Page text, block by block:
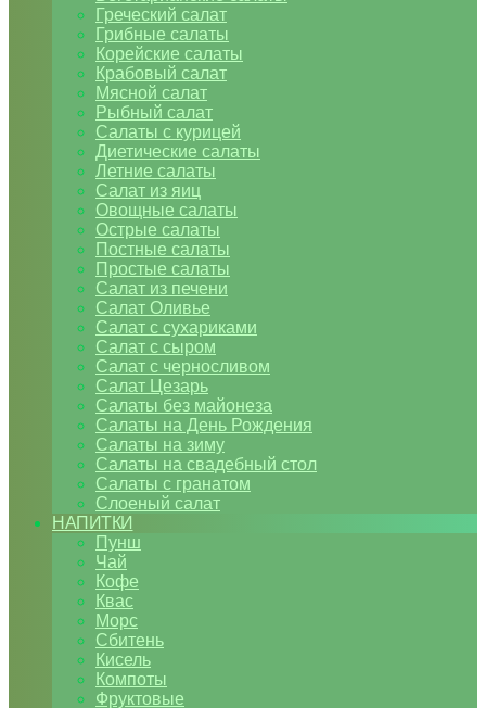
Греческий салат
Грибные салаты
Корейские салаты
Крабовый салат
Мясной салат
Рыбный салат
Салаты с курицей
Диетические салаты
Летние салаты
Салат из яиц
Овощные салаты
Острые салаты
Постные салаты
Простые салаты
Салат из печени
Салат Оливье
Салат с сухариками
Салат с сыром
Салат с черносливом
Салат Цезарь
Салаты без майонеза
Салаты на День Рождения
Салаты на зиму
Салаты на свадебный стол
Салаты с гранатом
Слоеный салат
НАПИТКИ
Пунш
Чай
Кофе
Квас
Морс
Сбитень
Кисель
Компоты
Фруктовые